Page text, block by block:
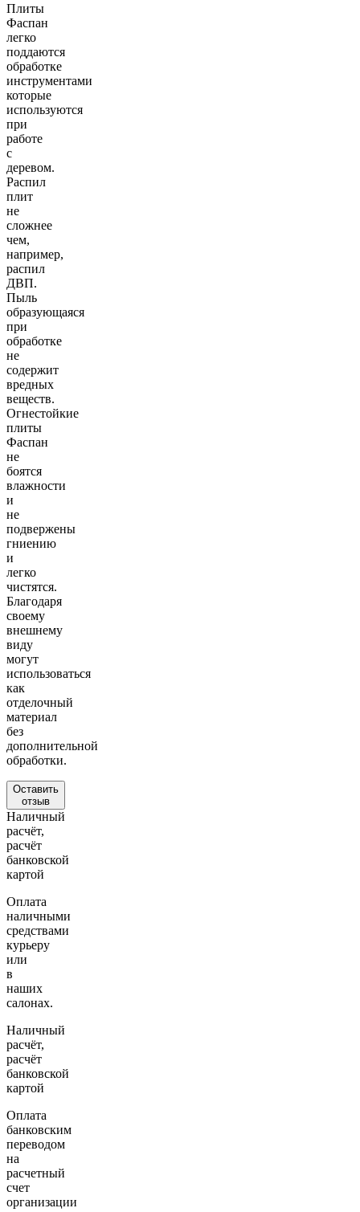
Плиты
Фаспан
легко
поддаются
обработке
инструментами
которые
используются
при
работе
с
деревом.
Распил
плит
не
сложнее
чем,
например,
распил
ДВП.
Пыль
образующаяся
при
обработке
не
содержит
вредных
веществ.
Огнестойкие
плиты
Фаспан
не
боятся
влажности
и
не
подвержены
гниению
и
легко
чистятся.
Благодаря
своему
внешнему
виду
могут
использоваться
как
отделочный
материал
без
дополнительной
обработки.
Оставить
отзыв
Наличный
расчёт,
расчёт
банковской
картой
Оплата
наличными
средствами
курьеру
или
в
наших
салонах.
Наличный
расчёт,
расчёт
банковской
картой
Оплата
банковским
переводом
на
расчетный
счет
организации